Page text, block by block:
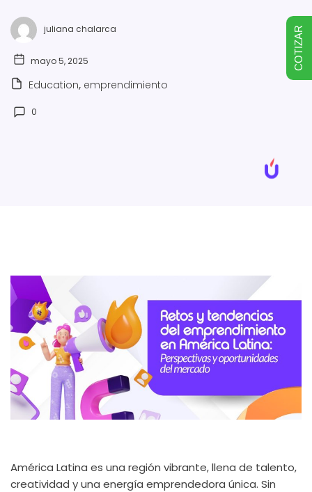
juliana chalarca
mayo 5, 2025
Education, emprendimiento
0
América Latina es una región vibrante, llena de talento,
creatividad y una energía emprendedora única. Sin
COTIZAR